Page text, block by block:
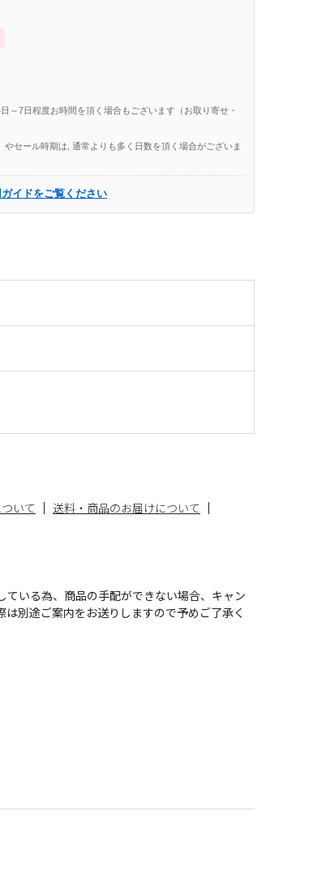
～7日程度お時間を頂く場合もございます（お取り寄せ・
セール時期は, 通常よりも多く日数を頂く場合がございま
イドをご覧ください
いて
送料・商品のお届けについて
いる為、商品の手配ができない場合、キャン
別途ご案内をお送りしますので予めご了承く